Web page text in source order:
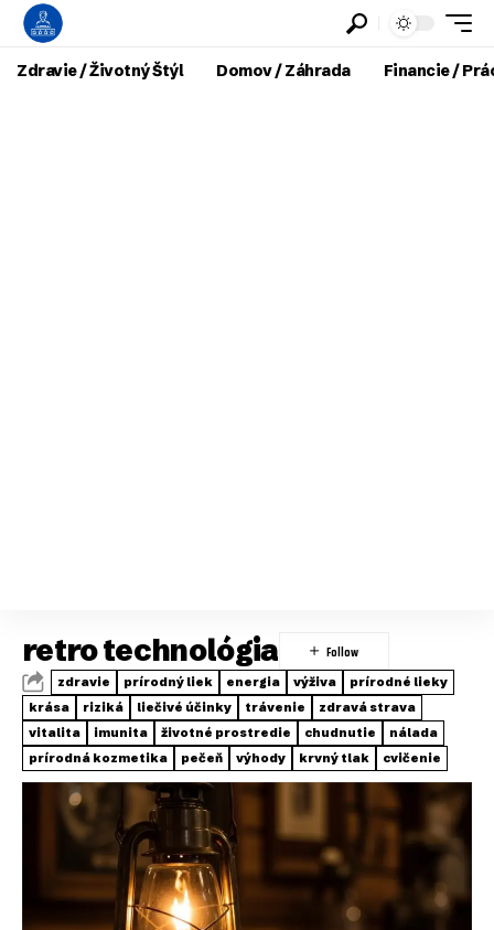
Zdravie / Životný Štýl Domov / Záhrada Financie /
retro technológia
zdravie prírodný liek energia výživa
prírodné lieky
krása
riziká liečivé účinky trávenie
zdravá strava
vitalita
imunita životné prostredie chudnutie
nálada
prírodná kozmetika
pečeň výhody krvný tlak cvičenie